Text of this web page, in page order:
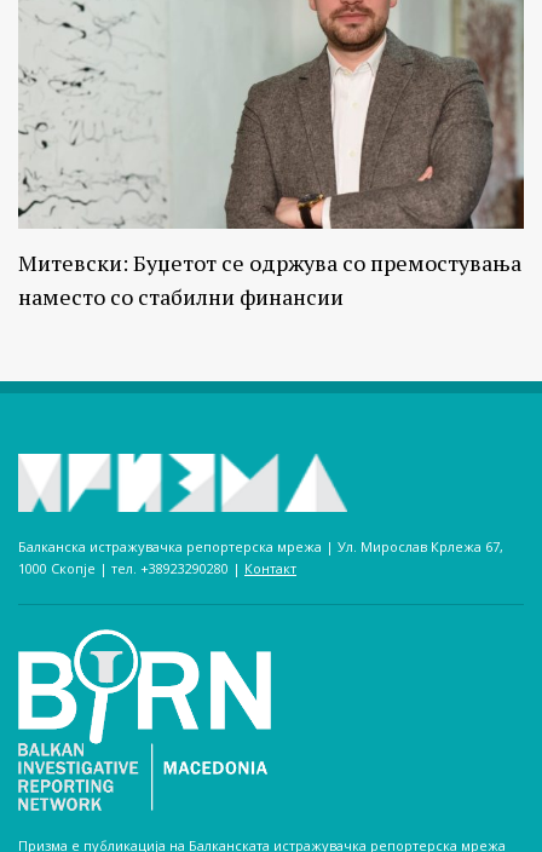
Митевски: Буџетот се одржува со премостувања
наместо со стабилни финансии
Балканска истражувачка репортерска мрежа | Ул. Мирослав Крлежа 67,
1000 Скопје | тел. +38923290280­ | Контакт
Призма е публикација на Балканската истражувачка репортерска мрежа